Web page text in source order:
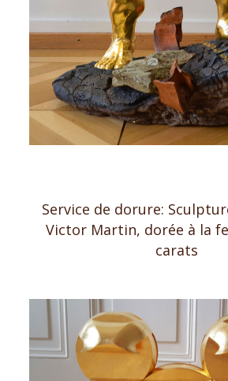
Service de dorure:
Victor Martin, dorée à la
carats